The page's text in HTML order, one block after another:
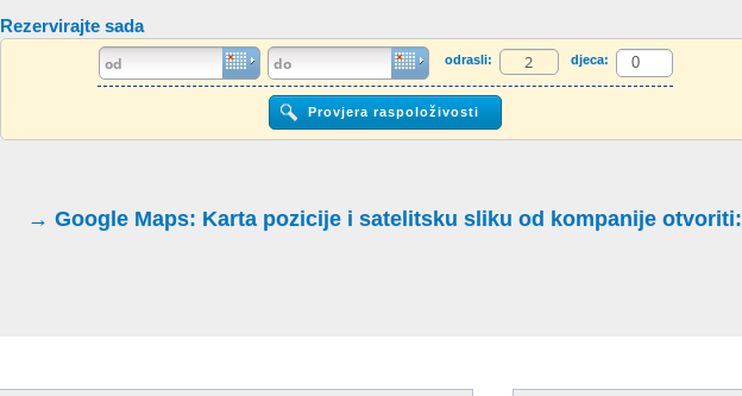
Rezervirajte sada
odrasli: djeca:
→ Google Maps: Karta pozicije i satelitsku sliku od kompanije otvoriti: